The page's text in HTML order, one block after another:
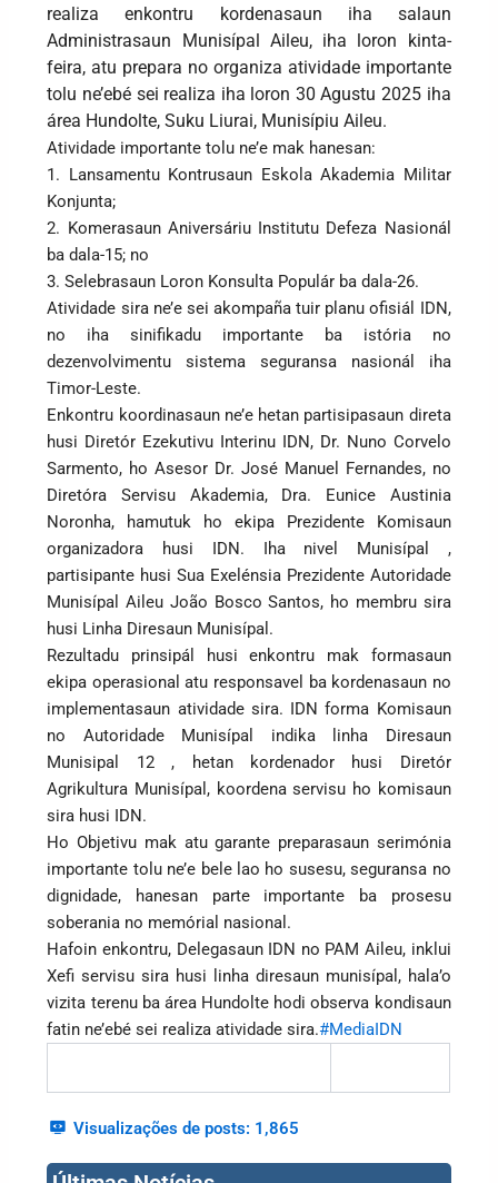
realiza enkontru kordenasaun iha salaun
Administrasaun Munisípal Aileu, iha loron kinta-
feira, atu prepara no organiza atividade importante
tolu ne’ebé sei realiza iha loron 30 Agustu 2025 iha
área Hundolte, Suku Liurai, Munisípiu Aileu.
Atividade importante tolu ne’e mak hanesan:
1. Lansamentu Kontrusaun Eskola Akademia Militar
Konjunta;
2. Komerasaun Aniversáriu Institutu Defeza Nasionál
ba dala-15; no
3. Selebrasaun Loron Konsulta Populár ba dala-26.
Atividade sira ne’e sei akompaña tuir planu ofisiál IDN,
no iha sinifikadu importante ba istória no
dezenvolvimentu sistema seguransa nasionál iha
Timor-Leste.
Enkontru koordinasaun ne’e hetan partisipasaun direta
husi Diretór Ezekutivu Interinu IDN, Dr. Nuno Corvelo
Sarmento, ho Asesor Dr. José Manuel Fernandes, no
Diretóra Servisu Akademia, Dra. Eunice Austinia
Noronha, hamutuk ho ekipa Prezidente Komisaun
organizadora husi IDN. Iha nivel Munisípal ,
partisipante husi Sua Exelénsia Prezidente Autoridade
Munisípal Aileu João Bosco Santos, ho membru sira
husi Linha Diresaun Munisípal.
Rezultadu prinsipál husi enkontru mak formasaun
ekipa operasional atu responsavel ba kordenasaun no
implementasaun atividade sira. IDN forma Komisaun
no Autoridade Munisípal indika linha Diresaun
Munisipal 12 , hetan kordenador husi Diretór
Agrikultura Munisípal, koordena servisu ho komisaun
sira husi IDN.
Ho Objetivu mak atu garante preparasaun serimónia
importante tolu ne’e bele lao ho susesu, seguransa no
dignidade, hanesan parte importante ba prosesu
soberania no memórial nasional.
Hafoin enkontru, Delegasaun IDN no PAM Aileu, inklui
Xefi servisu sira husi linha diresaun munisípal, hala’o
vizita terenu ba área Hundolte hodi observa kondisaun
fatin ne’ebé sei realiza atividade sira.#MediaIDN
Visualizações de posts: 1,865